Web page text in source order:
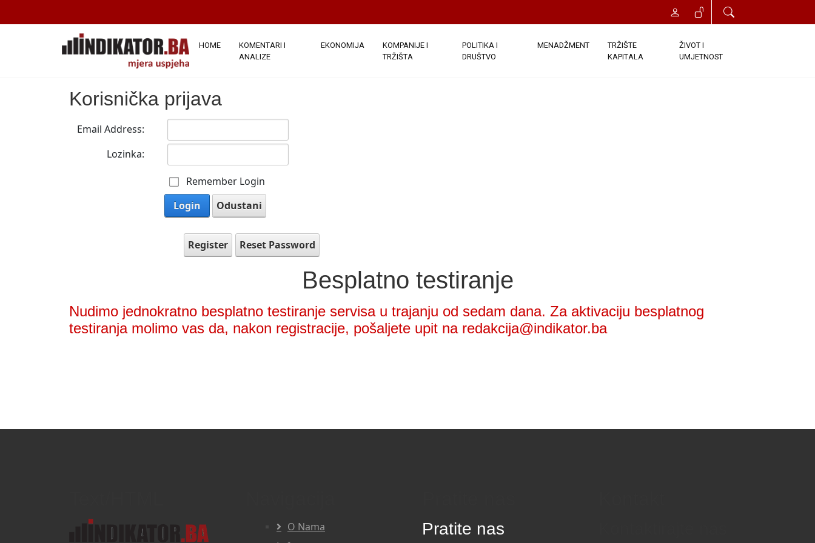
HOME
KOMENTARI I
ANALIZE
EKONOMIJA
KOMPANIJE I
TRŽIŠTA
POLITIKA I
DRUŠTVO
MENADŽMENT
TRŽIŠTE
KAPITALA
ŽIVOT I
UMJETNOST
Korisnička prijava
Email Address:
Lozinka:
Remember Login
Login
Odustani
Register Reset Password
Besplatno testiranje
Nudimo jednokratno besplatno testiranje servisa u trajanju od sedam dana. Za aktivaciju besplatnog
testiranja molimo vas da, nakon registracije, pošaljete upit na redakcija@indikator.ba
O Nama
Pratite nas